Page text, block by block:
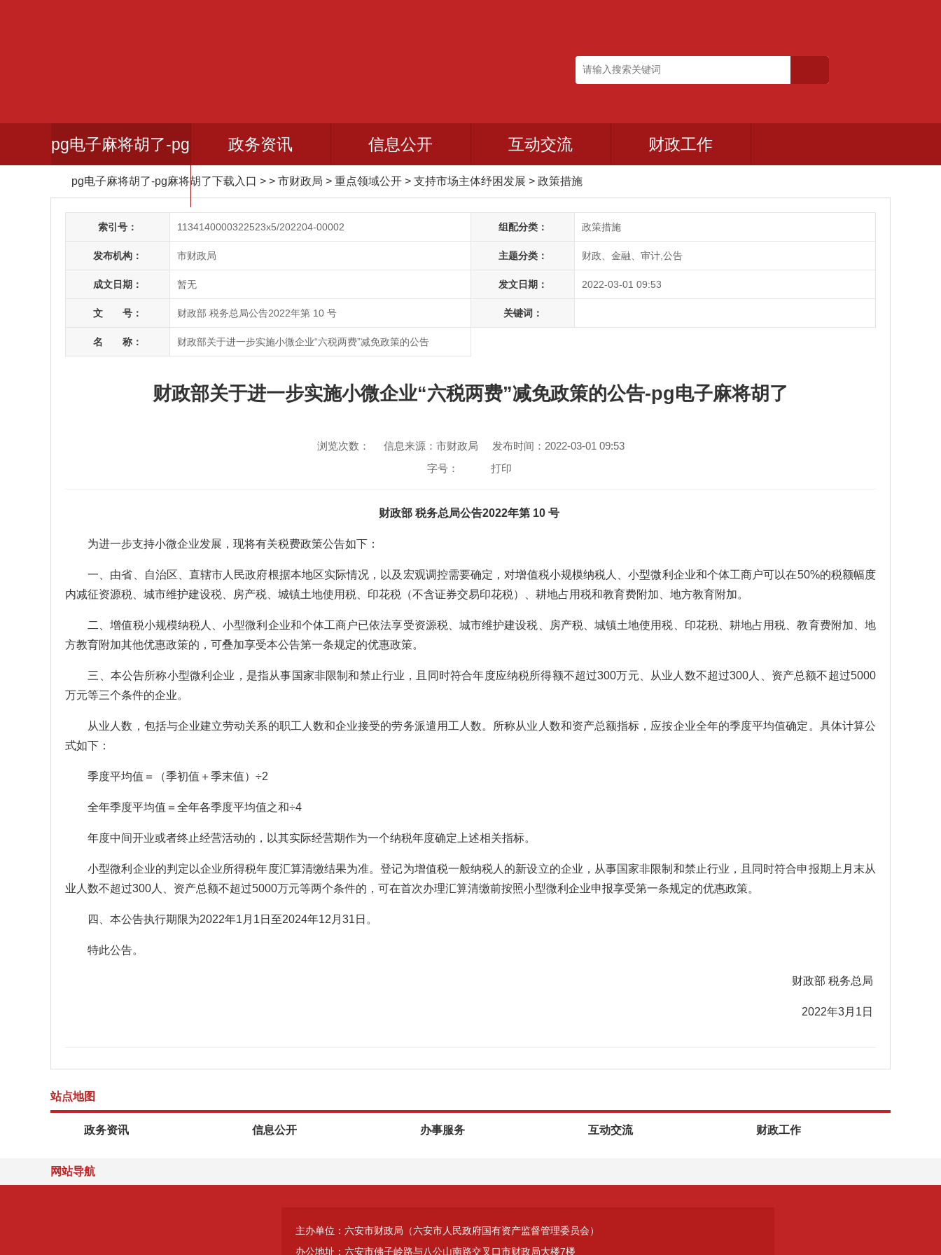
pg电子麻将胡了-pg
麻将胡了下载入口
政务资讯 信息公开 互动交流 财政工作
pg电子麻将胡了-pg麻将胡了下载入口 > > 市财政局 > 重点领域公开 > 支持市场主体纾困发展 > 政策措施
索引号： 1134140000322523x5/202204-00002 组配分类： 政策措施
发布机构： 市财政局 主题分类： 财政、金融、审计,公告
成文日期： 暂无 发文日期： 2022-03-01 09:53
文 号： 财政部 税务总局公告2022年第 10 号 关键词：
名 称： 财政部关于进一步实施小微企业“六税两费”减免政策的公告
财政部关于进一步实施小微企业“六税两费”减免政策的公告-pg电子麻将胡了
浏览次数： 信息来源：市财政局
发布时间：2022-03-01 09:53
字号：
打印
财政部 税务总局公告2022年第 10 号
为进一步支持小微企业发展，现将有关税费政策公告如下：
一、由省、自治区、直辖市人民政府根据本地区实际情况，以及宏观调控需要确定，对增值税小规模纳税人、小型微利企业和个体工商户可以在50%的税额幅度
内减征资源税、城市维护建设税、房产税、城镇土地使用税、印花税（不含证券交易印花税）、耕地占用税和教育费附加、地方教育附加。
二、增值税小规模纳税人、小型微利企业和个体工商户已依法享受资源税、城市维护建设税、房产税、城镇土地使用税、印花税、耕地占用税、教育费附加、地
方教育附加其他优惠政策的，可叠加享受本公告第一条规定的优惠政策。
三、本公告所称小型微利企业，是指从事国家非限制和禁止行业，且同时符合年度应纳税所得额不超过300万元、从业人数不超过300人、资产总额不超过5000
万元等三个条件的企业。
从业人数，包括与企业建立劳动关系的职工人数和企业接受的劳务派遣用工人数。所称从业人数和资产总额指标，应按企业全年的季度平均值确定。具体计算公
式如下：
季度平均值＝（季初值＋季末值）÷2
全年季度平均值＝全年各季度平均值之和÷4
年度中间开业或者终止经营活动的，以其实际经营期作为一个纳税年度确定上述相关指标。
小型微利企业的判定以企业所得税年度汇算清缴结果为准。登记为增值税一般纳税人的新设立的企业，从事国家非限制和禁止行业，且同时符合申报期上月末从
业人数不超过300人、资产总额不超过5000万元等两个条件的，可在首次办理汇算清缴前按照小型微利企业申报享受第一条规定的优惠政策。
四、本公告执行期限为2022年1月1日至2024年12月31日。
特此公告。
财政部 税务总局
2022年3月1日
站点地图
政务资讯 信息公开 办事服务 互动交流 财政工作
网站导航
主办单位：六安市财政局（六安市人民政府国有资产监督管理委员会）
办公地址：六安市佛子岭路与八公山南路交叉口市财政局大楼7楼